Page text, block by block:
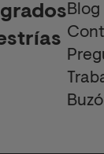
Blog